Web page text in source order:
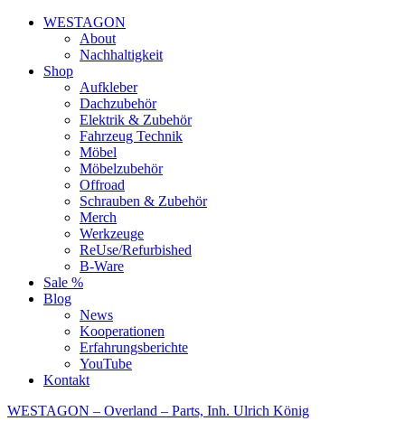
WESTAGON
About
Nachhaltigkeit
Shop
Aufkleber
Dachzubehör
Elektrik & Zubehör
Fahrzeug Technik
Möbel
Möbelzubehör
Offroad
Schrauben & Zubehör
Merch
Werkzeuge
ReUse/Refurbished
B-Ware
Sale %
Blog
News
Kooperationen
Erfahrungsberichte
YouTube
Kontakt
WESTAGON – Overland – Parts, Inh. Ulrich König